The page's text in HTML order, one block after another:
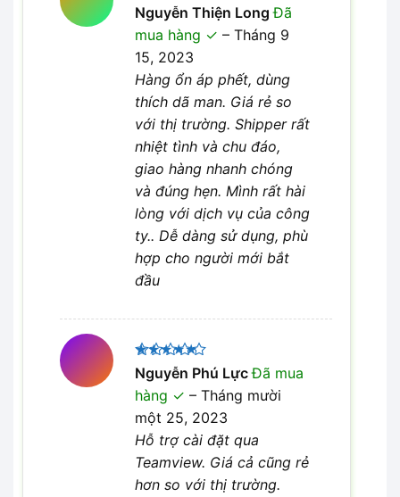
Được xếp
hạng 5
sao
Nguyễn Thiện LongĐã
mua hàng
– Tháng 9
15, 2023
Hàng ổn áp phết, dùng
thích dã man. Giá rẻ so
với thị trường. Shipper rất
nhiệt tình và chu đáo,
giao hàng nhanh chóng
và đúng hẹn. Mình rất hài
lòng với dịch vụ của công
ty.. Dễ dàng sử dụng, phù
hợp cho người mới bắt
đầu
Được xếp
hạng 5
sao
Nguyễn Phú LựcĐã mua
hàng
– Tháng mười
một 25, 2023
Hỗ trợ cài đặt qua
Teamview. Giá cả cũng rẻ
hơn so với thị trường.